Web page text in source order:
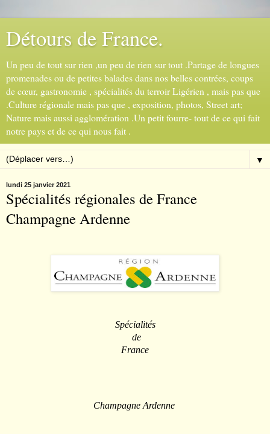
Détours de France.
Un peu de tout sur rien ,un peu de rien sur tout .Partage de longues
promenades ou de petites balades dans nos belles contrées, coups
de cœur, gastronomie , spécialités du terroir Ligérien , mais pas que
.Culture régionale mais pas que , exposition, photos, Street art;
Nature mais aussi agglomération .Un petit fourre- tout de ce qui fait
notre pays et de ce qui nous fait .
▼
lundi 25 janvier 2021
Spécialités régionales de France
Champagne Ardenne
Spécialités
de
France
Champagne Ardenne